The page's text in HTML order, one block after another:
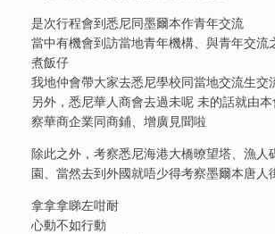
是次行程會到悉尼同墨爾本作青年交流
當中有機會到訪當地青年機構、與青年交流
煮飯仔
我地仲會帶大家去悉尼學校同當地交流生交
另外，悉尼華人商會去過未呢 未的話就由
察華商企業同商鋪、增廣見聞啦
除此之外，考察悉尼海港大橋暸望塔、漁人
園、當然去到外國就唔少得考察墨爾本唐人街
拿拿拿睇左咁耐
心動不如行動